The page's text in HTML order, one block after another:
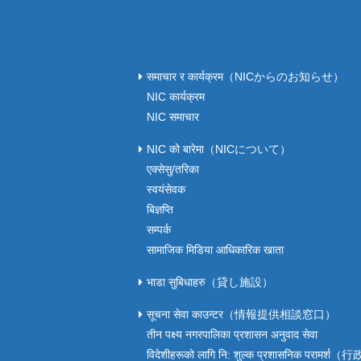
समाचार र कार्यक्रम（NICからのお知らせ）
NIC कार्यक्रम
NIC समाचार
NIC को बारेमा（NICについて）
एक्सेसु/तरिका
स्वयंसेवक
बिज्ञप्ति
सम्पर्क
सामाजिक मिडिया आधिकारिक खाता
भाडा सुबिधाहरु（貸し施設）
सूचना सेवा काउन्टर（情報提供相談窓口）
तीन पक्ष्य नगरपालिका प्रशासन अनुवाद सेवा
विदेशीहरूको लागि नि: शुल्क प्रशासनिक परामर्श（